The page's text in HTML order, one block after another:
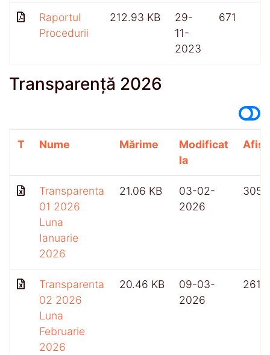
Raportul
Procedurii
212.93 KB
29-
11-
2023
671
Transparență 2026
T Nume Mărime
Modificat
la
Transparenta
01 2026
Luna
Ianuarie
2026
21.06 KB
03-02-
2026
305
Transparenta
02 2026
Luna
Februarie
2026
20.46 KB
09-03-
2026
261